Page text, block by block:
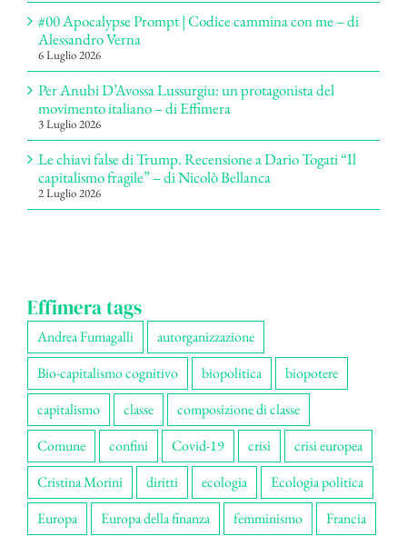
#00 Apocalypse Prompt | Codice cammina con me – di
Alessandro Verna
6 Luglio 2026
Per Anubi D’Avossa Lussurgiu: un protagonista del
movimento italiano – di Effimera
3 Luglio 2026
Le chiavi false di Trump. Recensione a Dario Togati “Il
capitalismo fragile” – di Nicolò Bellanca
2 Luglio 2026
Effimera tags
Andrea Fumagalli
autorganizzazione
Bio-capitalismo cognitivo
biopolitica
biopotere
capitalismo
classe
composizione di classe
Comune
confini Covid-19 crisi
crisi europea
Cristina Morini
diritti ecologia
Ecologia politica
Europa
Europa della finanza femminismo Francia